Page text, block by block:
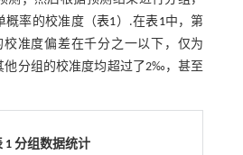
概率的校准度（表1）.在表1中，第
校准度偏差在千分之一以下，仅为
他分组的校准度均超过了2‰，甚至
1 分组数据统计